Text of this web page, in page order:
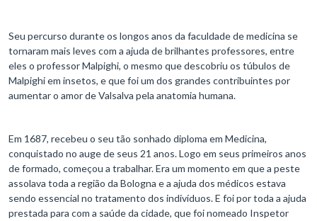
Seu percurso durante os longos anos da faculdade de medicina se
tornaram mais leves com a ajuda de brilhantes professores, entre
eles o professor Malpighi, o mesmo que descobriu os túbulos de
Malpighi em insetos, e que foi um dos grandes contribuintes por
aumentar o amor de Valsalva pela anatomia humana.
Em 1687, recebeu o seu tão sonhado diploma em Medicina,
conquistado no auge de seus 21 anos. Logo em seus primeiros anos
de formado, começou a trabalhar. Era um momento em que a peste
assolava toda a região da Bologna e a ajuda dos médicos estava
sendo essencial no tratamento dos indivíduos. E foi por toda a ajuda
prestada para com a saúde da cidade, que foi nomeado Inspetor